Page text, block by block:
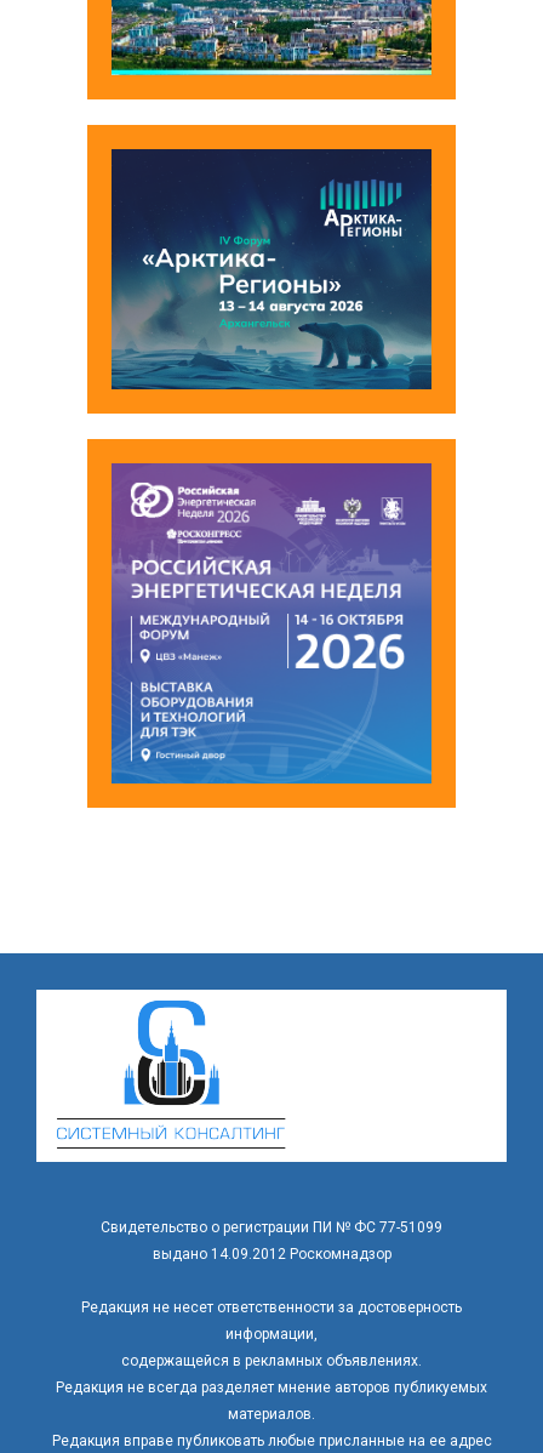
Свидетельство о регистрации ПИ № ФС 77-51099
выдано 14.09.2012 Роскомнадзор
Редакция не несет ответственности за достоверность
информации,
содержащейся в рекламных объявлениях.
Редакция не всегда разделяет мнение авторов публикуемых
материалов.
Редакция вправе публиковать любые присланные на ее адрес